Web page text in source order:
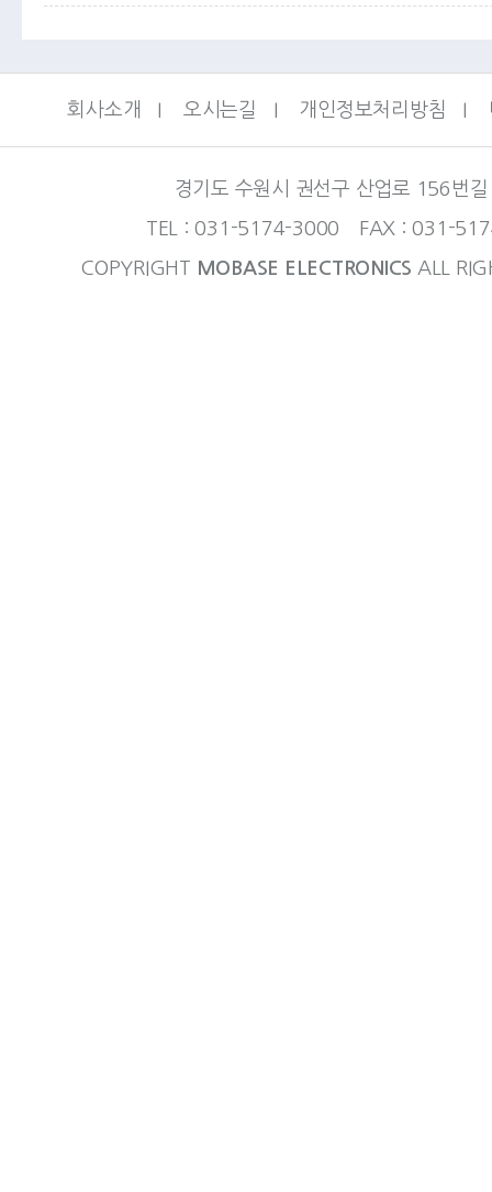
회사소개 I 오시는길 I 개인정보처리방침 I
경기도 수원시 권선구 산업로 156번
TEL : 031-5174-3000 FAX : 031-
COPYRIGHT MOBASE ELECTRONICS ALL